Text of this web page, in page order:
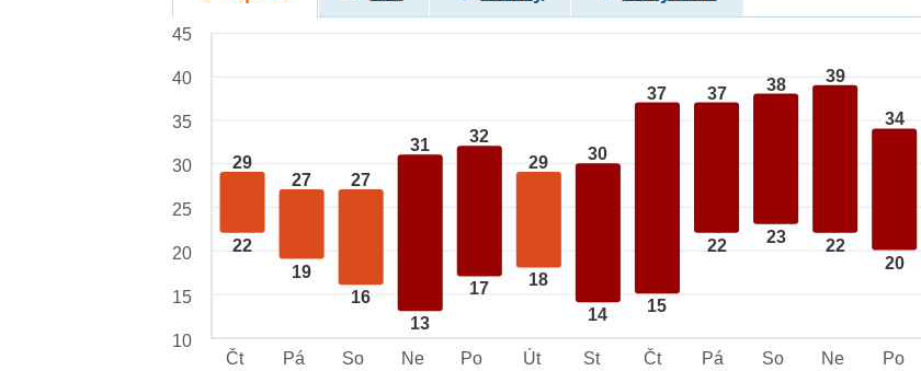
29
22
27
19
27
16
31
13
32
17
29
18
30
14
37
15
37
22
38
23
39
22
34
20
45
40
35
30
25
20
15
10
Čt
Pá So Ne Po Út St Čt Pá So Ne Po